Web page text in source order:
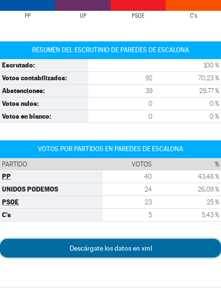
PP UP PSOE C's
RESUMEN DEL ESCRUTINIO DE PAREDES DE ESCALONA
Escrutado: 100 %
Votos contabilizados: 92 70,23 %
Abstenciones: 39 29,77 %
Votos nulos: 0 0 %
Votos en blanco: 0 0 %
VOTOS POR PARTIDOS EN PAREDES DE ESCALONA
PARTIDO VOTOS %
PP 40 43,48 %
UNIDOS PODEMOS 24 26,09 %
PSOE 23 25 %
C's 5 5,43 %
Descárgate los datos en xml